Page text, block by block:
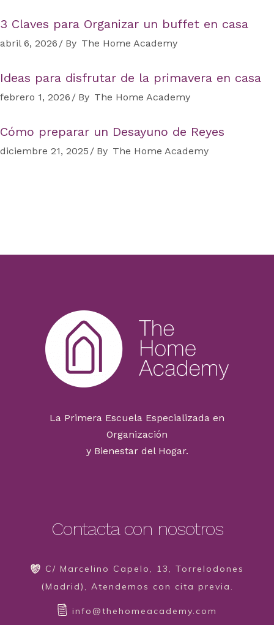
3 Claves para Organizar un buffet en casa
abril 6, 2026 By The Home Academy
Ideas para disfrutar de la primavera en casa
febrero 1, 2026 By The Home Academy
Cómo preparar un Desayuno de Reyes
diciembre 21, 2025 By The Home Academy
La Primera Escuela Especializada en
Organización
y Bienestar del Hogar.
Contacta con nosotros
C/ Marcelino Capelo, 13, Torrelodones
(Madrid), Atendemos con cita previa.
info@thehomeacademy.com